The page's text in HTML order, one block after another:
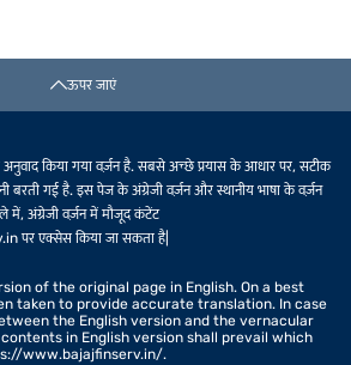
ऊपर जाएं
किया गया वर्ज़न है. सबसे अच्छे प्रयास के आधार पर, सटीक
बरती गई है. इस पेज के अंग्रेजी वर्ज़न और स्थानीय भाषा के वर्ज़न
में, अंग्रेजी वर्ज़न में मौजूद कंटेंट
एक्सेस किया जा सकता है|
of the original page in English. On a best
taken to provide accurate translation. In case
the English version and the vernacular
in English version shall prevail which
www.bajajfinserv.in/.